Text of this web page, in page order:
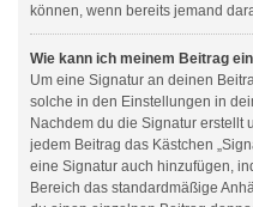
können, wenn bereits jemand
Wie kann ich meinem Beitrag
Um eine Signatur an deinen
solche in den Einstellungen in
Nachdem du die Signatur erstellt
jedem Beitrag das Kästchen
eine Signatur auch hinzufügen,
Bereich das standardmäßige